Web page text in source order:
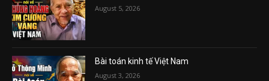
August 5, 2026
Bài toán kinh tế Việt Nam
August 3, 2026